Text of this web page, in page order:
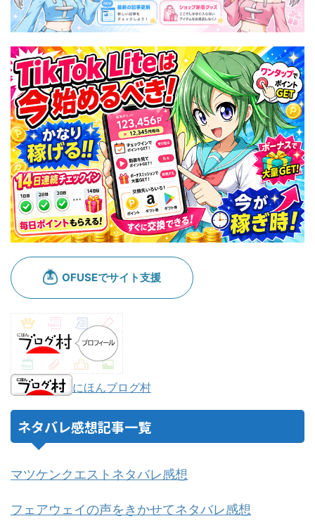
にほんブログ村
ネタバレ感想記事一覧
マツケンクエストネタバレ感想
フェアウェイの声をきかせてネタバレ感想